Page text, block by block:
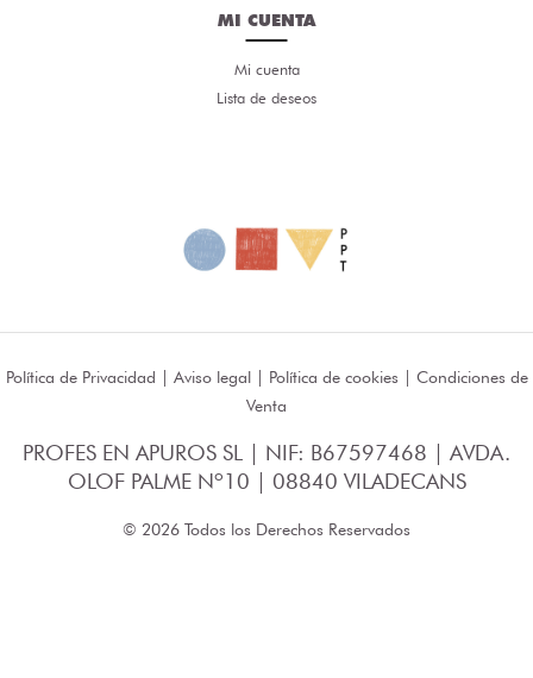
MI CUENTA
Mi cuenta
Lista de deseos
Política de Privacidad | Aviso legal| Política de cookies | Condiciones de
Venta
PROFES EN APUROS SL | NIF: B67597468 | AVDA.
OLOF PALME Nº10 | 08840 VILADECANS
© 2026 Todos los Derechos Reservados